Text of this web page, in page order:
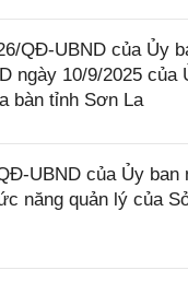
QĐ-UBND của Ủy
ngày 10/9/2025
bàn tỉnh Sơn La
UBND của Ủy
năng quản lý của